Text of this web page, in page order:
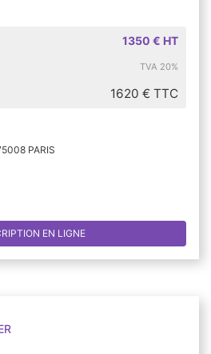
1350 € HT
TVA 20%
1620 € TTC
PARIS
EN LIGNE